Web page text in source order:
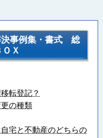
決事例集・書式 総
ＯＸ
転登記？
の種類
宅と不動産のどちらの